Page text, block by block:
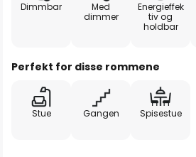
Dimmbar
Med
dimmer
Energieffek
tiv og
holdbar
Perfekt for disse rommene
Stue Gangen Spisestue